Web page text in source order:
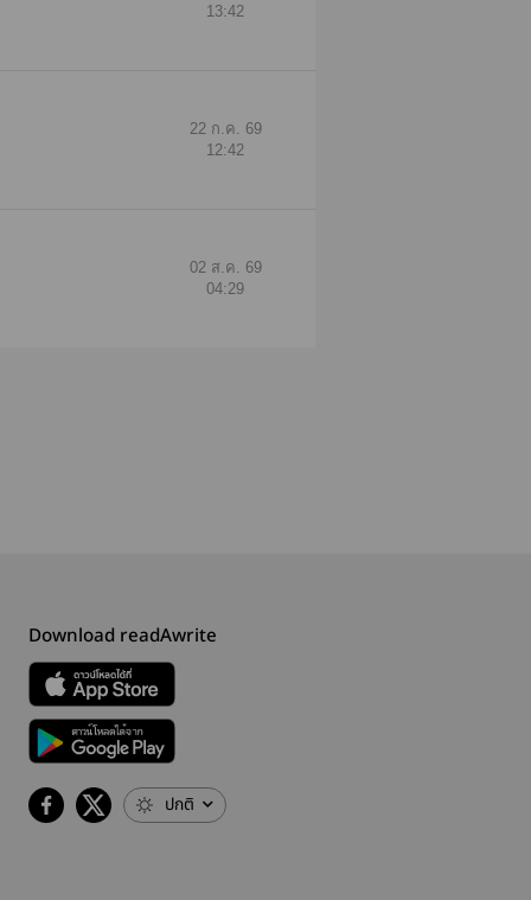
13:42
22 ก.ค. 69
12:42
02 ส.ค. 69
04:29
Download readAwrite
ปกติ